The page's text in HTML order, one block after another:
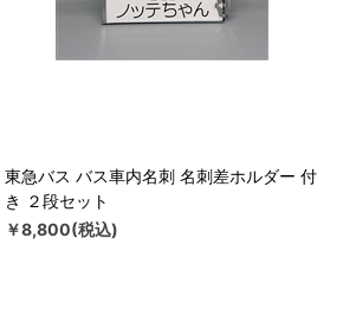
東急バス バス車内名刺 名刺差ホルダー 付
き ２段セット
￥8,800(税込)